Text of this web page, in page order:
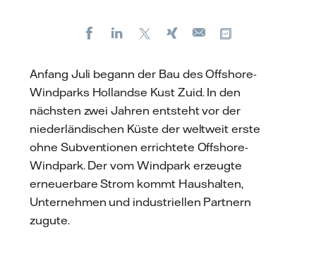
FacebookLinkedIn Xing
E-
Anfang Juli begann der Bau des Offshore-
Windparks Hollandse Kust Zuid. In den
nächsten zwei Jahren entsteht vor der
niederländischen Küste der weltweit erste
ohne Subventionen errichtete Offshore-
Windpark. Der vom Windpark erzeugte
erneuerbare Strom kommt Haushalten,
Unternehmen und industriellen Partnern
zugute.